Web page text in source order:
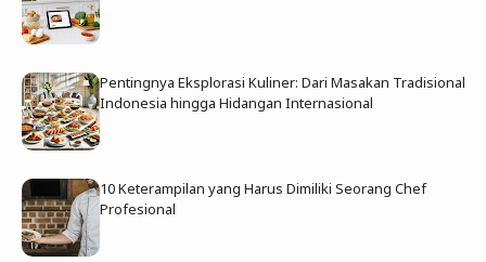
Pentingnya Eksplorasi Kuliner: Dari Masakan Tradisional
Indonesia hingga Hidangan Internasional
10 Keterampilan yang Harus Dimiliki Seorang Chef
Profesional